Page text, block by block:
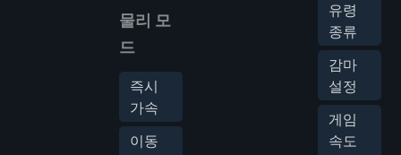
물리 모
드
즉시
가속
이동
유령
종류
감마
설정
게임
속도